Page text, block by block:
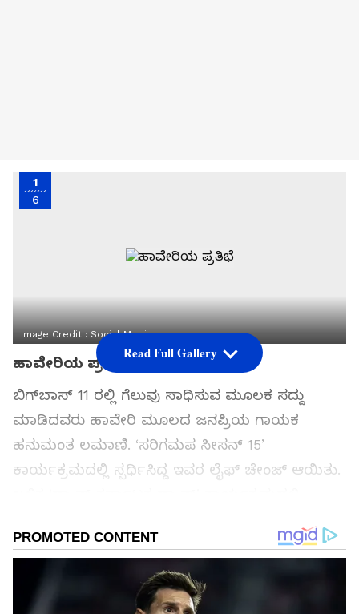
1
6
Image Credit : Social Media
ಹಾವೇರಿಯ ಪ್ರತಿಭೆ
ಬಿಗ್‌ಬಾಸ್‌ 11 ರಲ್ಲಿ ಗೆಲುವು ಸಾಧಿಸುವ ಮೂಲಕ ಸದ್ದು
ಮಾಡಿದವರು ಹಾವೇರಿ ಮೂಲದ ಜನಪ್ರಿಯ ಗಾಯಕ
ಹನುಮಂತ ಲಮಾಣಿ. ‘ಸರಿಗಮಪ ಸೀಸನ್‌ 15’
ಕಾರ್ಯಕ್ರಮದಲ್ಲಿ ಸ್ಪರ್ಧಿಸಿದ್ದ ಇವರ ಲೈಫ್‌ ಚೇಂಜ್‌ ಆಯಿತು.
ಅವಕಾಶ ಸಿಕ್ಕು, ಕನ್ನಡಿಗರ ಮನೆ ಮಾತಾದರು.
ಸಮಗ್ರ ಸುದ್ದಿ ಮೂಲವನ್ನಾಗಿ asianet suvarna news ಅನ್ನು
ಆಯ್ಕೆ ಮಾಡಿಕೊಳ್ಳಿ
Read Full Gallery